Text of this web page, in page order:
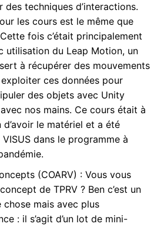
des techniques d’interactions.
les cours est le même que
fois c’était principalement
utilisation du Leap Motion, un
à récupérer des mouvements
ces données pour
des objets avec Unity
nos mains. Ce cours était à
d’avoir le matériel et a été
dans le programme à
(COARV) : Vous vous
de TPRV ? Ben c’est un
chose mais avec plus
: il s’agit d’un lot de mini-